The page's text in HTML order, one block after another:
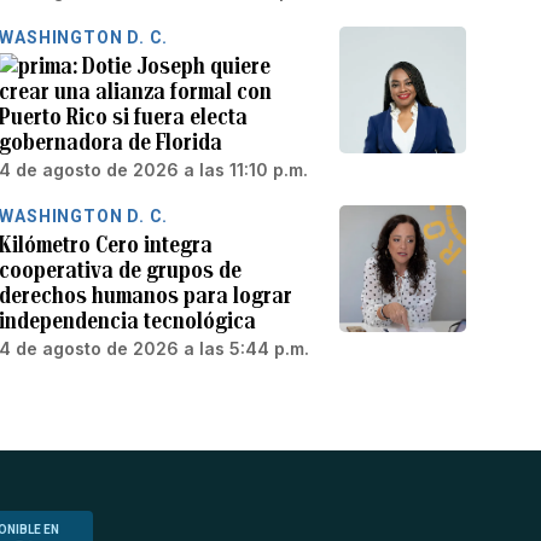
WASHINGTON D. C.
Dotie Joseph quiere
crear una alianza formal con
Puerto Rico si fuera electa
gobernadora de Florida
4 de agosto de 2026 a las 11:10 p.m.
WASHINGTON D. C.
Kilómetro Cero integra
cooperativa de grupos de
derechos humanos para lograr
independencia tecnológica
4 de agosto de 2026 a las 5:44 p.m.
EN